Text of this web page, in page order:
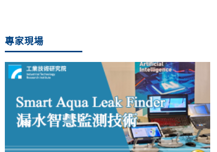
專家現場